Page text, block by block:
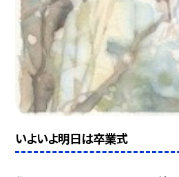
いよいよ明日は卒業式